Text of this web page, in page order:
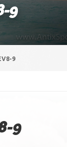
9
9
9